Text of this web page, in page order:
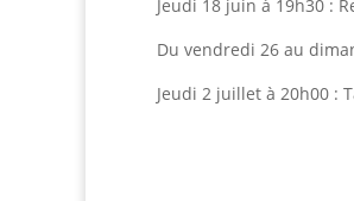
Jeudi 18 juin à 19h30 :
Du vendredi 26 au
Jeudi 2 juillet à 20h00 :